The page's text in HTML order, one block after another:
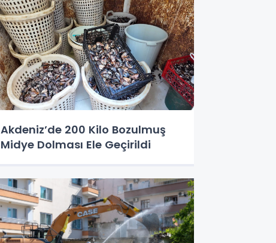
Akdeniz’de 200 Kilo Bozulmuş
Midye Dolması Ele Geçirildi